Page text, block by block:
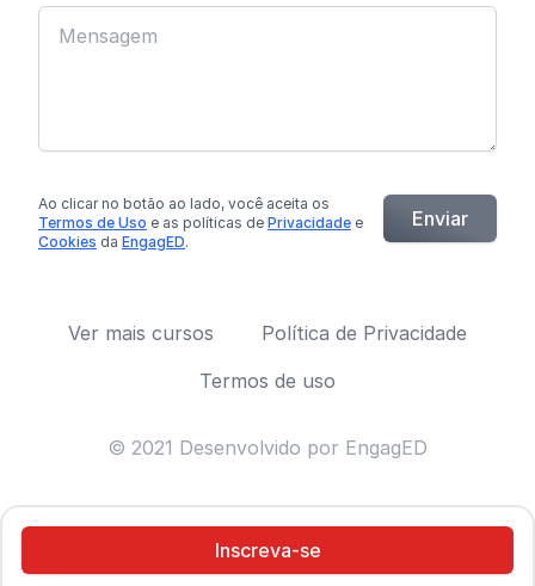
Inscreva-se
Ao clicar no botão ao lado, você aceita os
Termos de Uso e as políticas de Privacidade e
Cookies da EngagED.
Enviar
Ver mais cursos
Política de Privacidade
Termos de uso
© 2021 Desenvolvido por EngagED